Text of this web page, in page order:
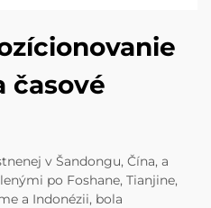
časové
v Šandongu, Čína, a
po Foshane, Tianjine,
a Indonézii, bola